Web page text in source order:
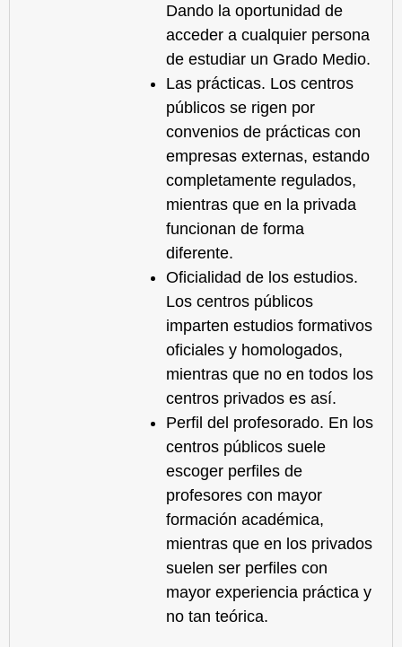
Dando la oportunidad de
acceder a cualquier persona
de estudiar un Grado Medio.
Las prácticas. Los centros
públicos se rigen por
convenios de prácticas con
empresas externas, estando
completamente regulados,
mientras que en la privada
funcionan de forma
diferente.
Oficialidad de los estudios.
Los centros públicos
imparten estudios formativos
oficiales y homologados,
mientras que no en todos los
centros privados es así.
Perfil del profesorado. En los
centros públicos suele
escoger perfiles de
profesores con mayor
formación académica,
mientras que en los privados
suelen ser perfiles con
mayor experiencia práctica y
no tan teórica.